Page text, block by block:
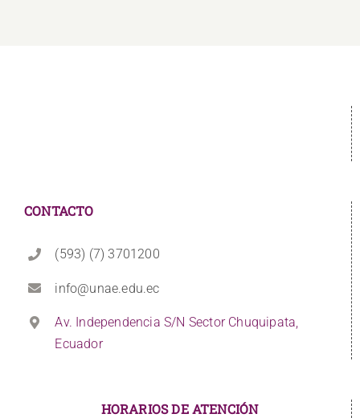
CONTACTO
(593) (7) 3701200
info@unae.edu.ec
Av. Independencia S/N Sector Chuquipata,
Ecuador
HORARIOS DE ATENCIÓN